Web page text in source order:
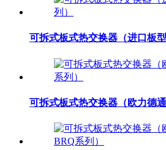
可拆式板式热交换器（进口板
可拆式板式热交换器（欧力德